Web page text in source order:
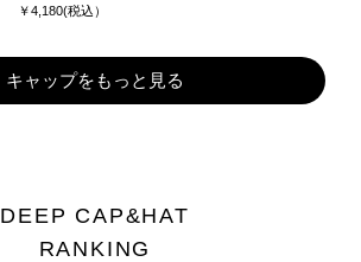
￥4,180(税込）
キャップをもっと見る
DEEP CAP&HAT
RANKING